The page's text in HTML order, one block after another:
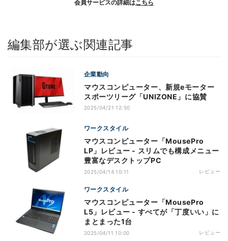
会員サービスの詳細はこちら
編集部が選ぶ関連記事
企業動向
マウスコンピューター、新規eモーター
スポーツリーグ「UNIZONE」に協賛
2025/04/21 12:50
ワークスタイル
マウスコンピューター「MousePro
LP」レビュー - スリムでも構成メニュー
豊富なデスクトップPC
2025/04/14 10:11 レビュー
ワークスタイル
マウスコンピューター「MousePro
L5」レビュー - すべてが「丁度いい」に
まとまった1台
2025/04/11 10:00 レビュー